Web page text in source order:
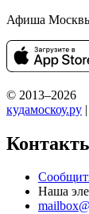
Афиша
© 2013–2026
кудамоскоу.ру
Наша